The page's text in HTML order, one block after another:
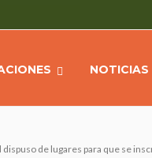
NOTICIAS
dispuso de lugares para que se